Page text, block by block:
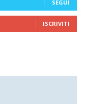
SEGUI
ISCRIVITI